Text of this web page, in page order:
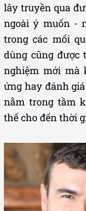
lây truyền qua
ngoài ý muốn -
trong các mối
dùng cũng
nghiệm mới mà
ứng hay đánh
nằm trong tầm
thế cho đến thời